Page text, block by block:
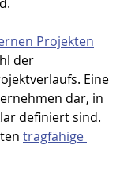
Projekten
der
Eine
dar, in
definiert sind.
tragfähige